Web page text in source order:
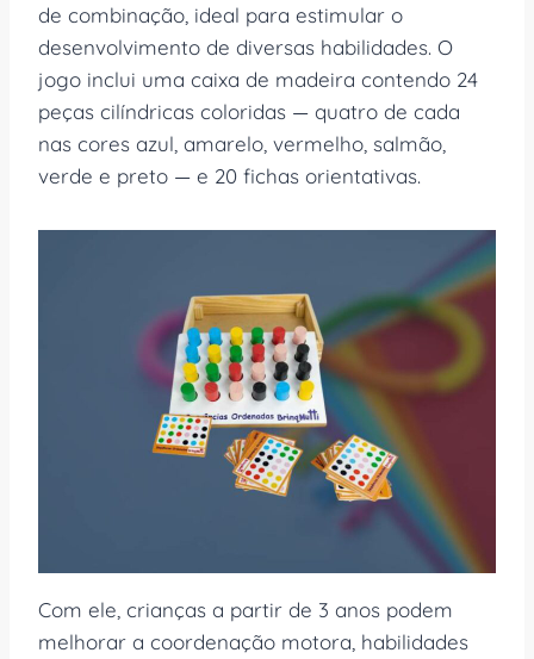
de combinação, ideal para estimular o
desenvolvimento de diversas habilidades. O
jogo inclui uma caixa de madeira contendo 24
peças cilíndricas coloridas — quatro de cada
nas cores azul, amarelo, vermelho, salmão,
verde e preto — e 20 fichas orientativas.
Com ele, crianças a partir de 3 anos podem
melhorar a coordenação motora, habilidades